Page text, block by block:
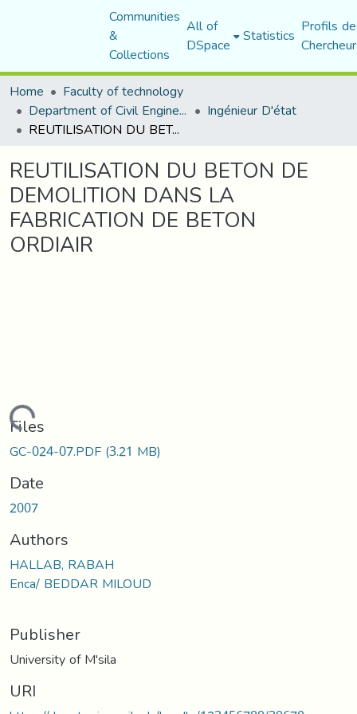
Communities
&
Collections
All of
DSpace Statistics Profils
Home
Faculty of technology
Department of Civil Engineering Ingénieur D'état
REUTILISATION DU BETON DE DEMOLITION DANS LA FABRICATION DE BETON ORDIAIR
REUTILISATION DU BETON DE
DEMOLITION DANS LA
FABRICATION DE BETON
ORDIAIR
Loading...
Files
GC-024-07.PDF(3.21 MB)
Date
2007
Authors
HALLAB, RABAH
Enca/ BEDDAR MILOUD
Publisher
University of M'sila
URI